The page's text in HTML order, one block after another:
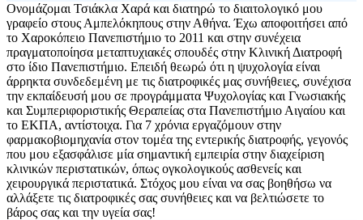
Ονομάζομαι Τσιάκλα Χαρά και διατηρώ το διαιτολογικό μου
γραφείο στους Αμπελόκηπους στην Αθήνα. Έχω αποφοιτήσει από
το Χαροκόπειο Πανεπιστήμιο το 2011 και στην συνέχεια
πραγματοποίησα μεταπτυχιακές σπουδές στην Κλινική Διατροφή
στο ίδιο Πανεπιστήμιο. Επειδή θεωρώ ότι η ψυχολογία είναι
άρρηκτα συνδεδεμένη με τις διατροφικές μας συνήθειες, συνέχισα
την εκπαίδευσή μου σε προγράμματα Ψυχολογίας και Γνωσιακής
και Συμπεριφοριστικής Θεραπείας στα Πανεπιστήμιο Αιγαίου και
το ΕΚΠΑ, αντίστοιχα. Για 7 χρόνια εργαζόμουν στην
φαρμακοβιομηχανία στον τομέα της εντερικής διατροφής, γεγονός
που μου εξασφάλισε μία σημαντική εμπειρία στην διαχείριση
κλινικών περιστατικών, όπως ογκολογικούς ασθενείς και
χειρουργικά περιστατικά. Στόχος μου είναι να σας βοηθήσω να
αλλάξετε τις διατροφικές σας συνήθειες και να βελτιώσετε το
βάρος σας και την υγεία σας!